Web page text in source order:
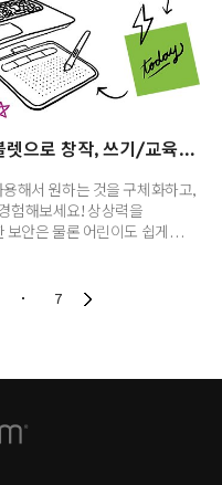
Chromebook(크롬북)과 와콤 타블렛으로 창작, 쓰기/교육을 더 재미있게 하자
해서 원하는 것을 구체화하고,
험해보세요! 상상력을
안은 물론 어린이도 쉽게
, 펜은 펜 타블렛 위에서
델에 따라 시중에서 판매하는
7